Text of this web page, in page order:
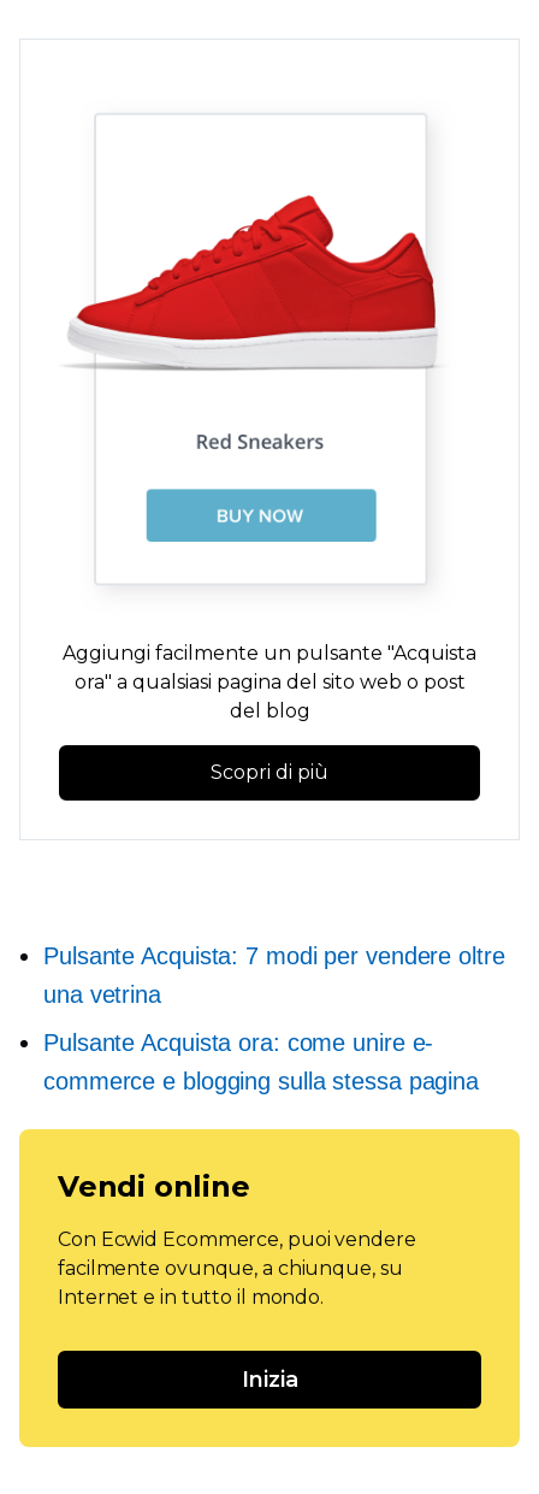
Aggiungi facilmente un pulsante "Acquista
ora" a qualsiasi pagina del sito web o post
del blog
Scopri di più
Pulsante Acquista: 7 modi per vendere oltre
una vetrina
Pulsante Acquista ora: come unire e-
commerce e blogging sulla stessa pagina
Vendi online
Con Ecwid Ecommerce, puoi vendere
facilmente ovunque, a chiunque, su
Internet e in tutto il mondo.
Inizia